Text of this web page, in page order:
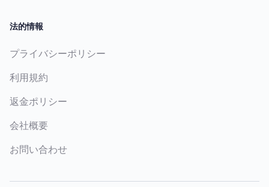
法的情報
プライバシーポリシー
利用規約
返金ポリシー
会社概要
お問い合わせ